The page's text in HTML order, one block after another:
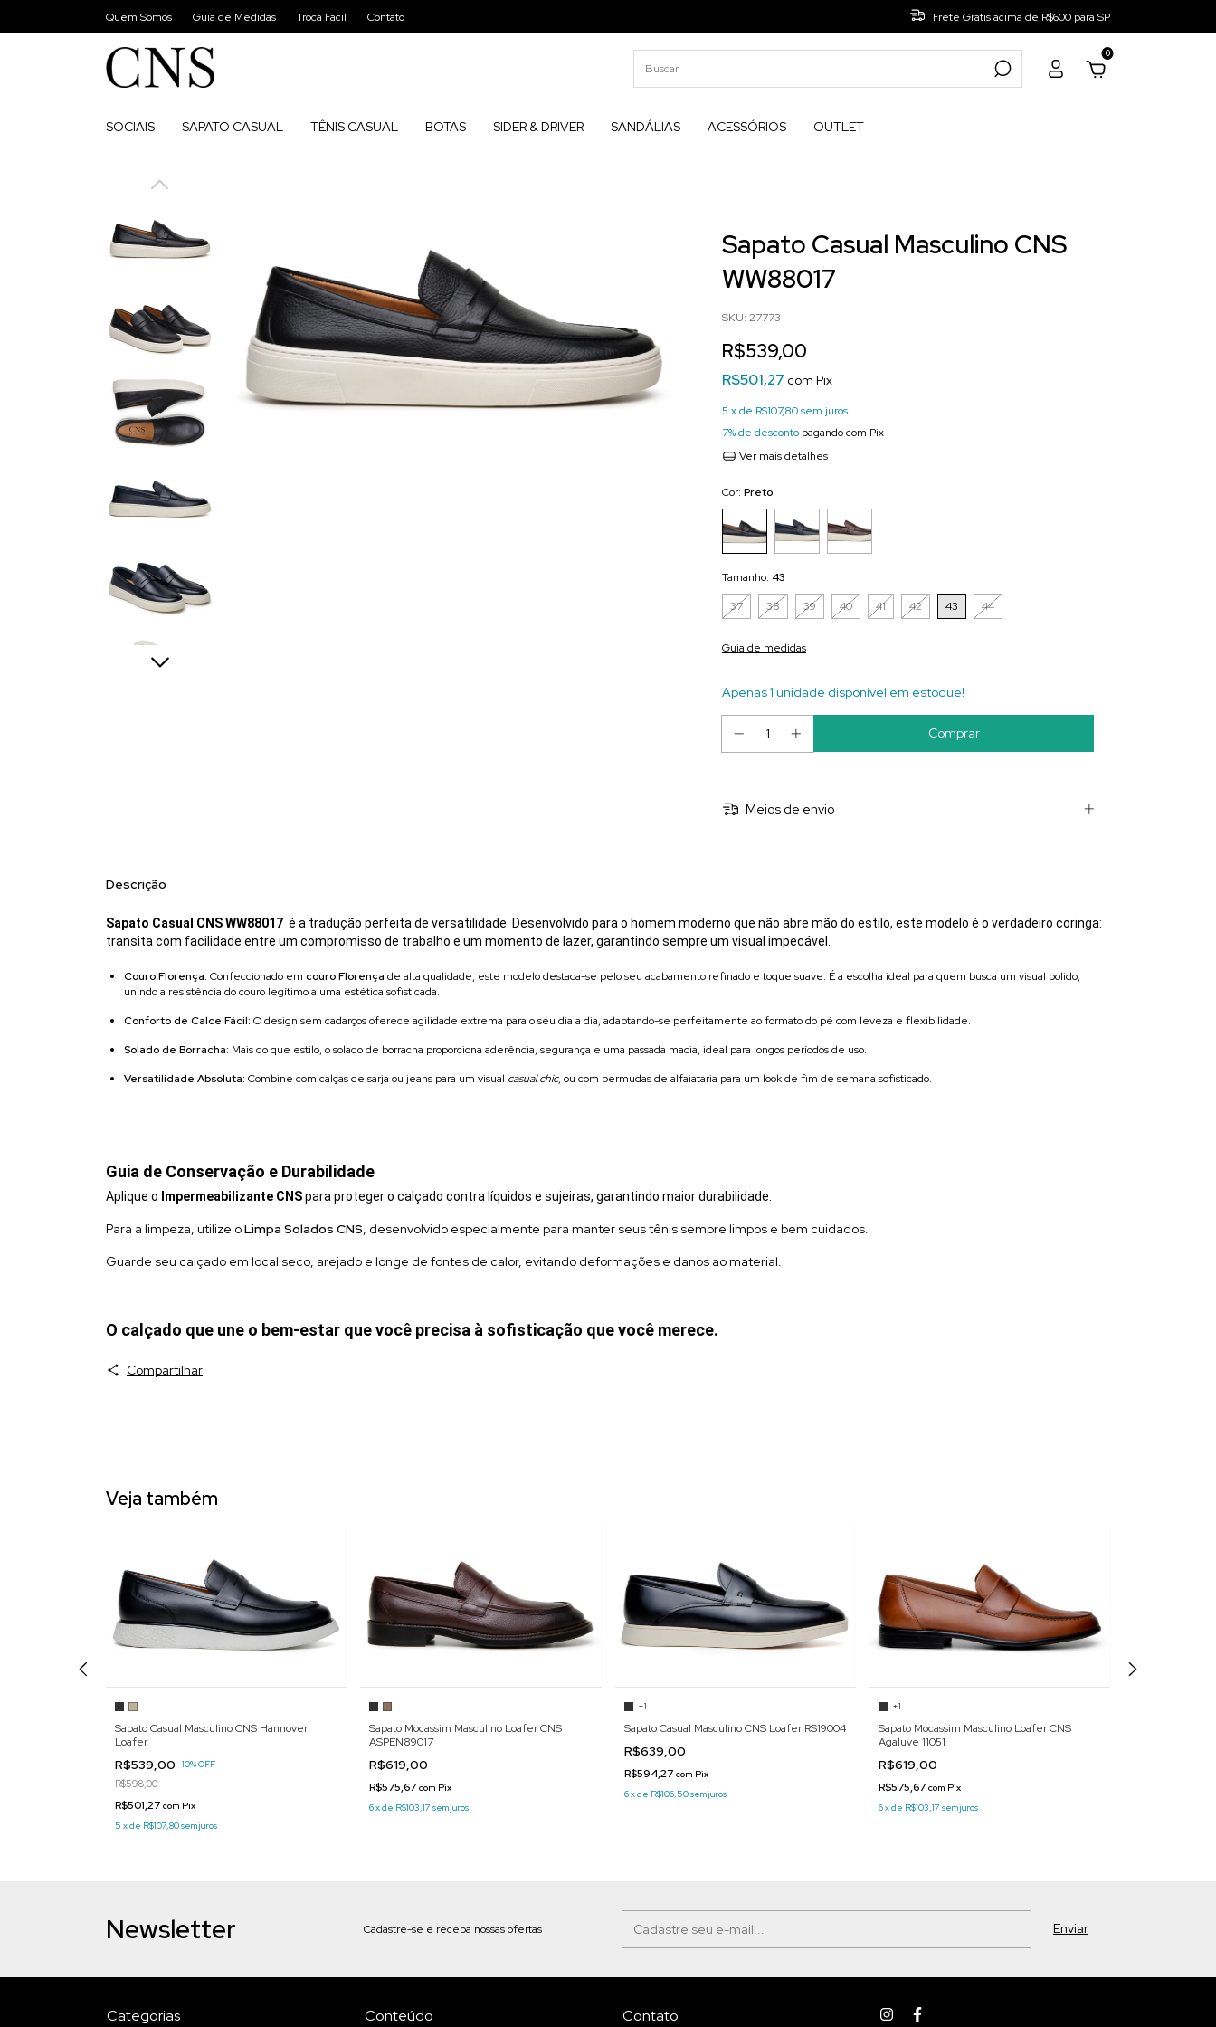
Quem Somos Guia de Medidas Troca Fácil Contato Frete Grátis acima de R$600 para SP
0
SOCIAIS SAPATO CASUAL TÊNIS CASUAL BOTAS SIDER & DRIVER SANDÁLIAS ACESSÓRIOS OUTLET
Sapato Casual Masculino CNS
WW88017
SKU: 27773
R$539,00
R$501,27 com Pix
5 x de R$107,80sem juros
7% de desconto pagando com Pix
Ver mais detalhes
Cor: Preto
Tamanho: 43
37
38 39 40 41 42 43 44
Guia de medidas
Apenas 1 unidade disponível em estoque!
Meios de envio
Descrição
Sapato Casual CNS WW88017 é a tradução perfeita de versatilidade. Desenvolvido para o homem moderno que não abre mão do estilo, este modelo é o verdadeiro coringa:
transita com facilidade entre um compromisso de trabalho e um momento de lazer, garantindo sempre um visual impecável.
Couro Florença: Confeccionado em couro Florença de alta qualidade, este modelo destaca-se pelo seu acabamento refinado e toque suave. É a escolha ideal para quem busca um visual polido,
unindo a resistência do couro legítimo a uma estética sofisticada.
Conforto de Calce Fácil: O design sem cadarços oferece agilidade extrema para o seu dia a dia, adaptando-se perfeitamente ao formato do pé com leveza e flexibilidade.
Solado de Borracha: Mais do que estilo, o solado de borracha proporciona aderência, segurança e uma passada macia, ideal para longos períodos de uso.
Versatilidade Absoluta: Combine com calças de sarja ou jeans para um visual casual chic, ou com bermudas de alfaiataria para um look de fim de semana sofisticado.
Guia de Conservação e Durabilidade
Aplique o Impermeabilizante CNSpara proteger o calçado contra líquidos e sujeiras, garantindo maior durabilidade.
Para a limpeza, utilize oLimpa Solados CNS, desenvolvido especialmente para manter seus tênis sempre limpos e bem cuidados.
Guarde seu calçado em local seco, arejado e longe de fontes de calor, evitando deformações e danos ao material.
O calçado que une o bem-estar que você precisa à sofisticação que você merece.
Compartilhar
Veja também
Sapato Casual Masculino CNS Hannover
Loafer
R$539,00 -10%OFF
R$598,00
R$501,27 com Pix
5 xde R$107,80sem juros
Sapato Mocassim Masculino Loafer CNS
ASPEN89017
R$619,00
R$575,67com Pix
6xde R$103,17 sem juros
+1
Sapato Casual Masculino CNS Loafer RS19004
R$639,00
R$594,27 com Pix
6xde R$106,50sem juros
+1
Sapato Mocassim Masculino Loafer CNS
Agaluve 11051
R$619,00
R$575,67 com Pix
6xde R$103,17 sem juros
Newsletter Cadastre-se e receba nossas ofertas
Categorias Conteúdo Contato